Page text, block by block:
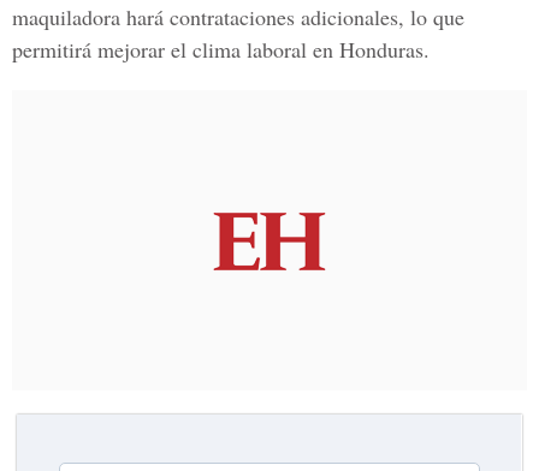
maquiladora hará contrataciones adicionales, lo que
permitirá mejorar el clima laboral en Honduras.